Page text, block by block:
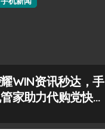
WIN资讯秒达，手
家助力代购党快人